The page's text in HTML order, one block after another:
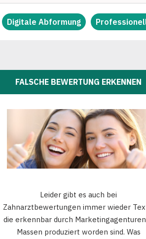
Digitale Abformung
FALSCHE BEWERTUNG ERKENNEN
Leider gibt es auch bei
Zahnarztbewertungen immer wieder
die erkennbar durch
Massen produziert worden sind. Was